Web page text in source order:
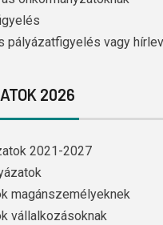
pályázatfigyelés vagy
2026
2021-2027
magánszemélyeknek
vállalkozásoknak